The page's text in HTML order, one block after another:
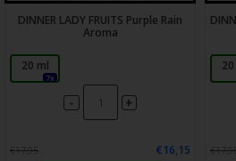
DINNER LADY FRUITS Purple Rain
Aroma
20 ml
7x
- +
€17,95
€16,15